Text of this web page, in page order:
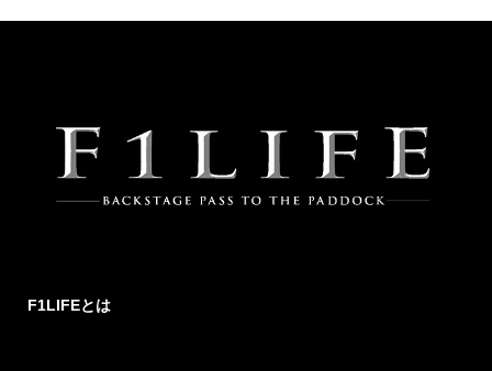
F1LIFEとは